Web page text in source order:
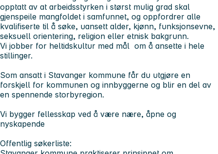
opptatt av at arbeidsstyrken i størst mulig grad skal
gjenspeile mangfoldet i samfunnet, og oppfordrer alle
kvalifiserte til å søke, uansett alder, kjønn, funksjonsevne,
seksuell orientering, religion eller etnisk bakgrunn.
Vi jobber for heltidskultur med mål om å ansette i hele
stillinger.
Som ansatt i Stavanger kommune får du utgjøre en
forskjell for kommunen og innbyggerne og blir en del av
en spennende storbyregion.
Vi bygger fellesskap ved å være nære, åpne og
nyskapende
Offentlig søkerliste: